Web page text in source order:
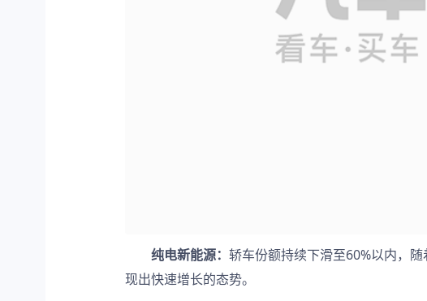
纯电新能源： 轿车份额持续下滑至60%以内，
现出快速增长的态势。